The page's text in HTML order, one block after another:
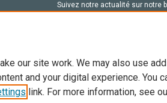
Suivez notre actualité sur notre
© 2026 Elsevier, ses concédants de licence et
our site work. We may also use
and your digital experience. You
link. For more information, see